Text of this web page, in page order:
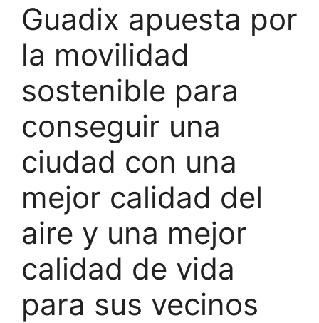
Guadix apuesta por
la movilidad
sostenible para
conseguir una
ciudad con una
mejor calidad del
aire y una mejor
calidad de vida
para sus vecinos